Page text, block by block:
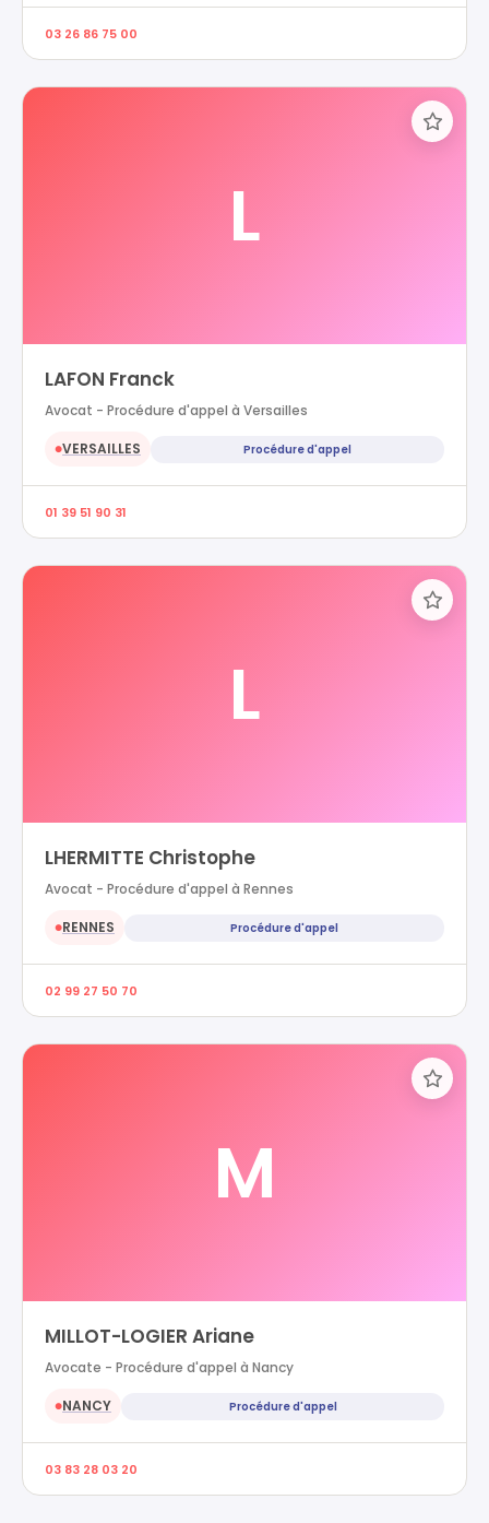
03 26 86 75 00
L
LAFON Franck
Avocat - Procédure d'appel à Versailles
●VERSAILLES Procédure d'appel
01 39 51 90 31
L
LHERMITTE Christophe
Avocat - Procédure d'appel à Rennes
●RENNES Procédure d'appel
02 99 27 50 70
M
MILLOT-LOGIER Ariane
Avocate - Procédure d'appel à Nancy
●NANCY Procédure d'appel
03 83 28 03 20